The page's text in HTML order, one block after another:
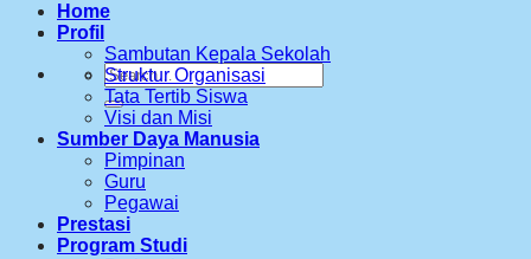
Search
for:
Home
Profil
Sambutan Kepala Sekolah
Struktur Organisasi
Tata Tertib Siswa
Visi dan Misi
Sumber Daya Manusia
Pimpinan
Guru
Pegawai
Prestasi
Program Studi